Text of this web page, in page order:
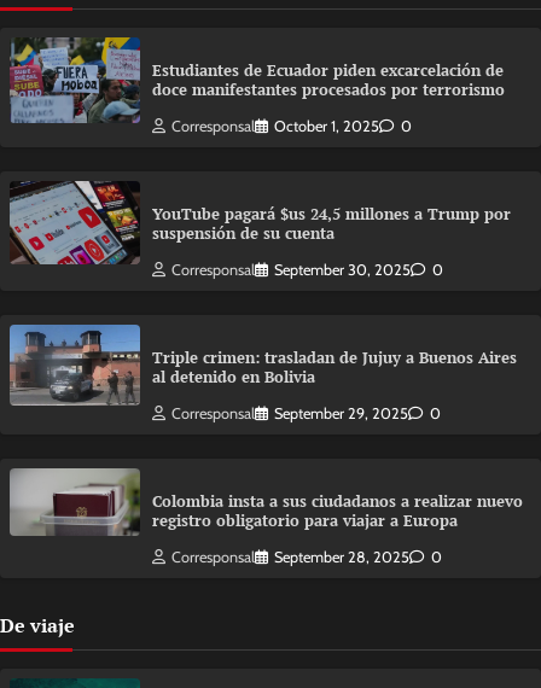
Estudiantes de Ecuador piden excarcelación de
doce manifestantes procesados por terrorismo
Corresponsal October 1, 2025 0
YouTube pagará $us 24,5 millones a Trump por
suspensión de su cuenta
Corresponsal September 30, 2025 0
Triple crimen: trasladan de Jujuy a Buenos Aires
al detenido en Bolivia
Corresponsal September 29, 2025 0
Colombia insta a sus ciudadanos a realizar nuevo
registro obligatorio para viajar a Europa
Corresponsal September 28, 2025 0
De viaje